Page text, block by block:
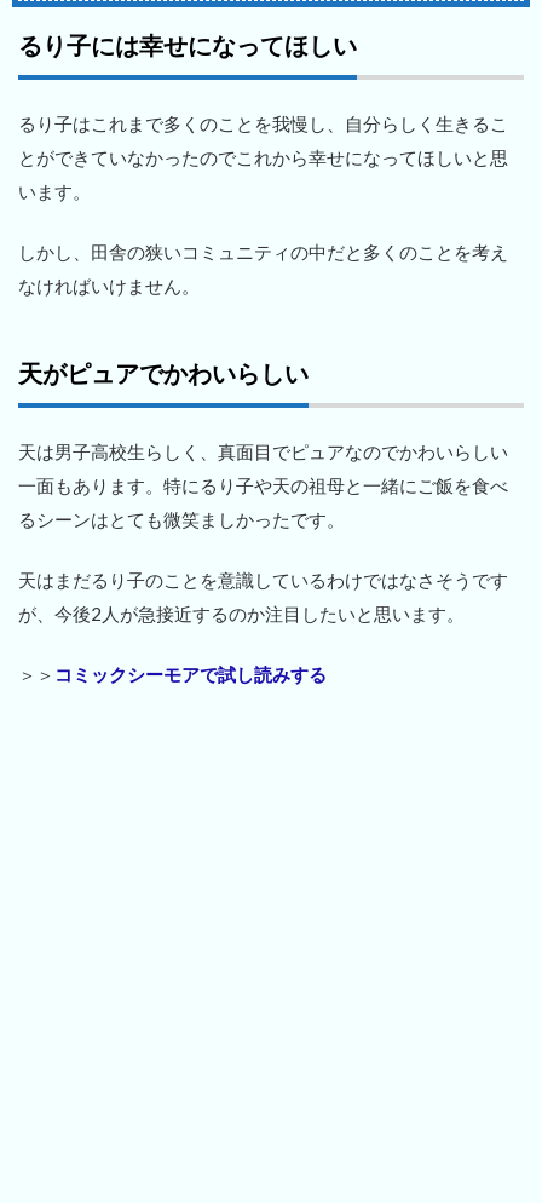
るり子には幸せになってほしい
るり子はこれまで多くのことを我慢し、自分らしく生きるこ
とができていなかったのでこれから幸せになってほしいと思
います。
しかし、田舎の狭いコミュニティの中だと多くのことを考え
なければいけません。
天がピュアでかわいらしい
天は男子高校生らしく、真面目でピュアなのでかわいらしい
一面もあります。特にるり子や天の祖母と一緒にご飯を食べ
るシーンはとても微笑ましかったです。
天はまだるり子のことを意識しているわけではなさそうです
が、今後2人が急接近するのか注目したいと思います。
＞＞ コミックシーモアで試し読みする